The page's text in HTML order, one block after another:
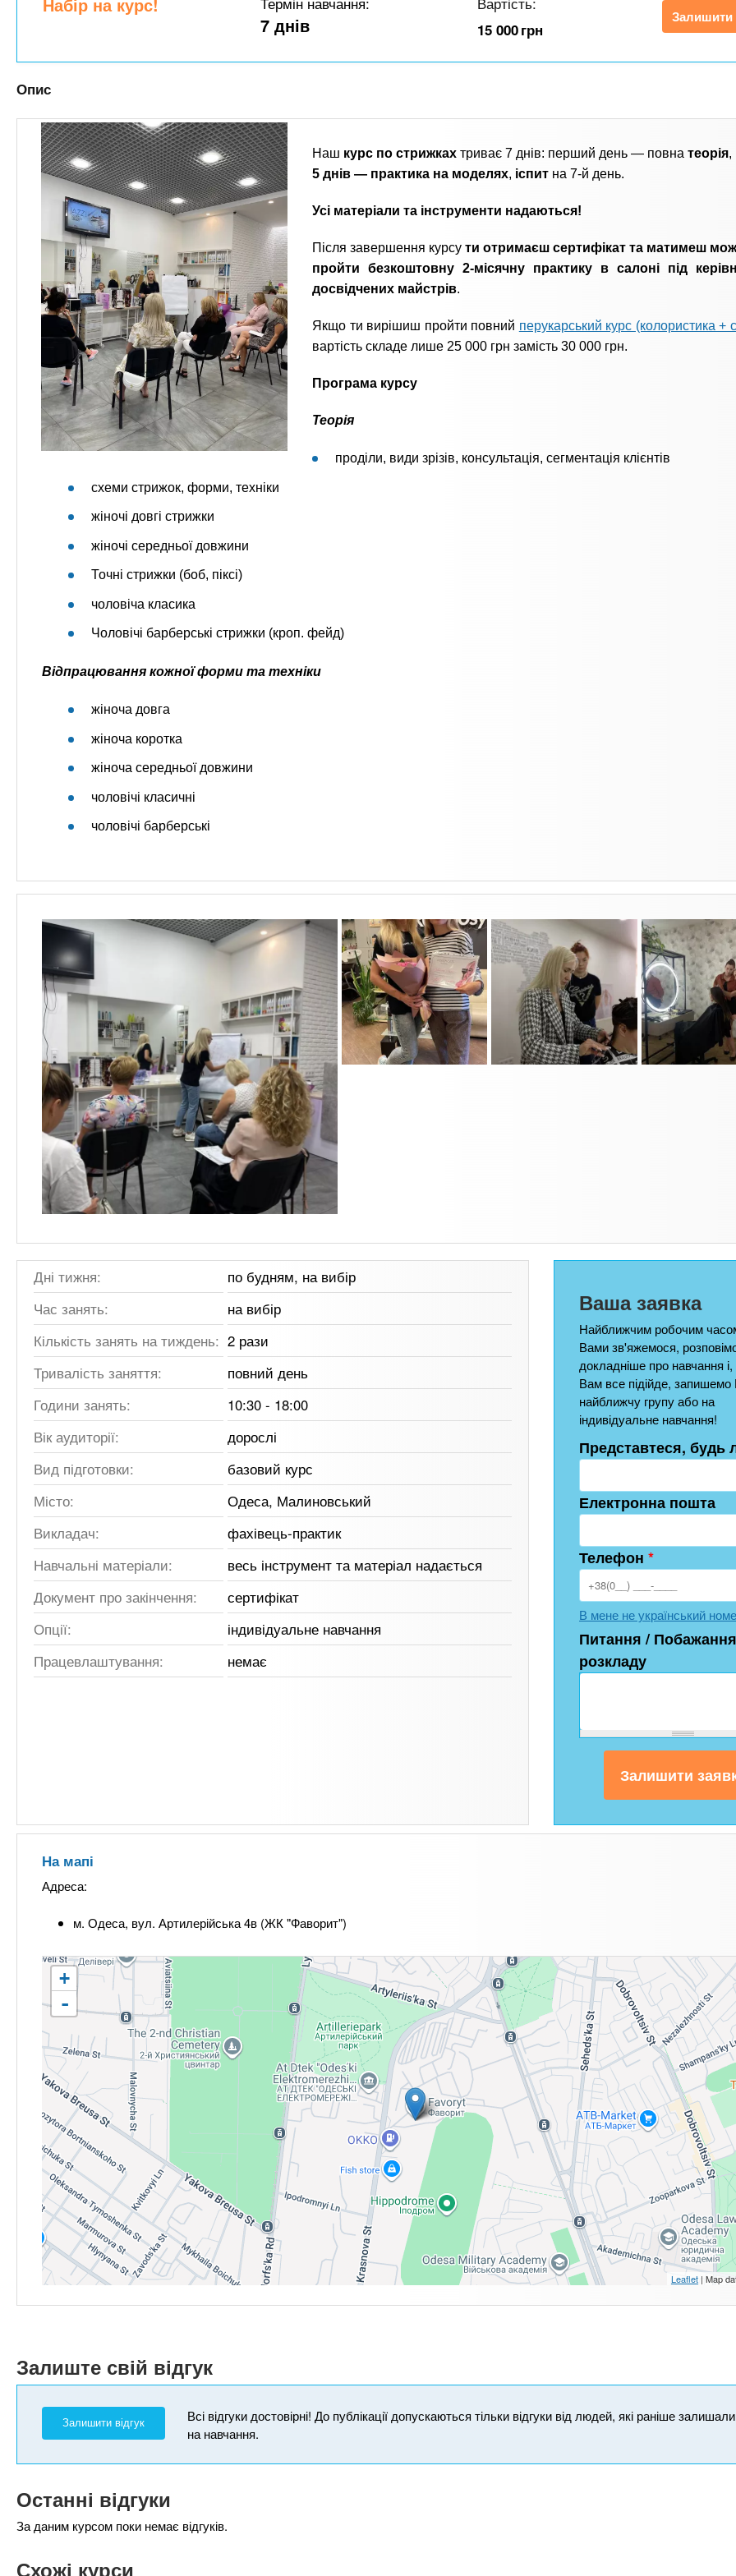
n
t
s
n
o
з
а
к
л
7 днів 15 000грн
Залишити
Опис
Наш курс по стрижках триває 7 днів: перший день — повна теорія,
5 днів — практика на моделях, іспит на 7-й день.
Усі матеріали та інструменти надаються!
Після завершення курсу ти отримаєш сертифікат та матимеш
пройти безкоштовну 2-місячну практику в салоні під
досвідчених майстрів.
Якщо ти вирішиш пройти повний перукарський курс (колористика +
вартість складе лише 25 000 грн замість 30 000 грн.
Програма курсу
Теорія
проділи, види зрізів, консультація, сегментація клієнтів
схеми стрижок, форми, техніки
жіночі довгі стрижки
жіночі середньої довжини
Точні стрижки (боб, піксі)
чоловіча класика
Чоловічі барберські стрижки (кроп. фейд)
Відпрацювання кожної форми та техніки
жіноча довга
жіноча коротка
жіноча середньої довжини
чоловічі класичні
чоловічі барберські
Дні тижня:
по будням, на вибір
Час занять:
на вибір
Кількість занять на тиждень: 2 рази
Тривалість заняття:
повний день
Години занять:
10:30 - 18:00
Вік аудиторії:
дорослі
Вид підготовки:
базовий курс
Місто:
Одеса, Малиновський
Викладач:
фахівець-практик
Навчальні матеріали:
весь інструмент та матеріал надається
Документ про закінчення:
сертифікат
Опції:
індивідуальне навчання
Працевлаштування:
немає
Ваша заявка
Найближчим робочим
Вами зв'яжемося,
докладніше про навчання
Вам все підійде, запишемо
найближчу групу або на
індивідуальне навчання!
Представтеся, будь
Електронна пошта
Телефон *
В мене не український
Питання /
розкладу
На мапі
Адреса:
м. Одеса, вул. Артилерійська 4в (ЖК "Фаворит")
+
-
Leaflet | Map
Залиште свій відгук
Залишити відгук
Всі відгуки достовірні! До публікації допускаються тільки відгуки від людей, які раніше
на навчання.
Останні відгуки
За даним курсом поки немає відгуків.
Схожі курси